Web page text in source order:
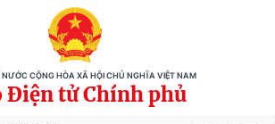
NƯỚC CỘNG HÒA XÃ HỘI CHỦ NGHĨA VIỆT NAM
Điện tử Chính phủ